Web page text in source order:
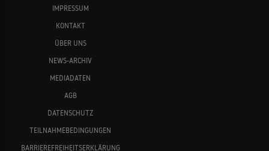
IMPRESSUM
KONTAKT
ÜBER UNS
NEWS-ARCHIV
MEDIADATEN
AGB
DATENSCHUTZ
TEILNAHMEBEDINGUNGEN
BARRIEREFREIHEITSERKLÄRUNG